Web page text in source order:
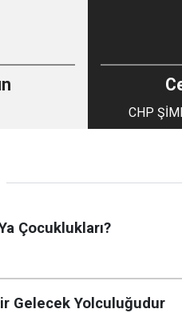
CHP
Çocuklukları?
Gelecek Yolculuğudur